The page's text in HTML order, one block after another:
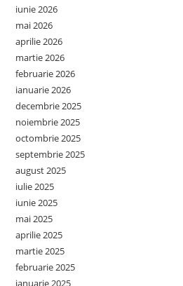
iunie 2026
mai 2026
aprilie 2026
martie 2026
februarie 2026
ianuarie 2026
decembrie 2025
noiembrie 2025
octombrie 2025
septembrie 2025
august 2025
iulie 2025
iunie 2025
mai 2025
aprilie 2025
martie 2025
februarie 2025
ianuarie 2025